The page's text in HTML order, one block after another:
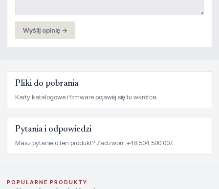
Wyślij opinię →
Pliki do pobrania
Karty katalogowe i firmware pojawią się tu wkrótce.
Pytania i odpowiedzi
Masz pytanie o ten produkt? Zadzwoń: +48 504 500 007.
POPULARNE PRODUKTY